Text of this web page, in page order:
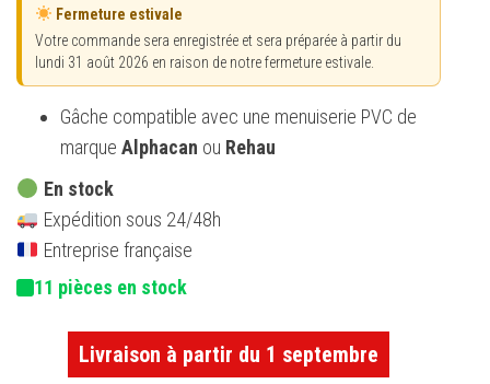
Fermeture estivale
Votre commande sera enregistrée et sera préparée à partir du
lundi 31 août 2026 en raison de notre fermeture estivale.
Gâche compatible avec une menuiserie PVC de
marque Alphacan ou Rehau
En stock
Expédition sous 24/48h
Entreprise française
11 pièces en stock
Livraison à partir du 1 septembre